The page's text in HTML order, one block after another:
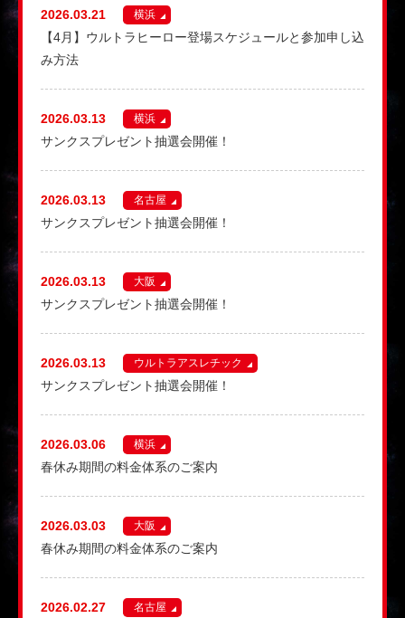
2026.03.21
【4月】ウルトラヒーロー登場スケジュールと参加申し込
み方法
横浜
2026.03.13
サンクスプレゼント抽選会開催！
横浜
2026.03.13
サンクスプレゼント抽選会開催！
名古屋
2026.03.13
サンクスプレゼント抽選会開催！
大阪
2026.03.13
サンクスプレゼント抽選会開催！
ウルトラアスレチック
2026.03.06
春休み期間の料金体系のご案内
横浜
2026.03.03
春休み期間の料金体系のご案内
大阪
2026.02.27 名古屋